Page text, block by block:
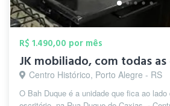
R$ 1.490,00 por mês
JK mobiliado, com todas as
Centro Histórico, Porto Alegre - RS
O Bah Duque é a unidade que fica ao